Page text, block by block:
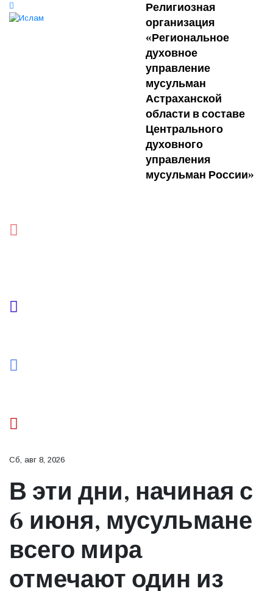
Религиозная
организация
«Региональное
духовное
управление
мусульман
Астраханской
области в составе
Центрального
духовного
управления
мусульман России»
Сб, авг 8, 2026
В эти дни, начиная с
6 июня, мусульмане
всего мира
отмечают один из